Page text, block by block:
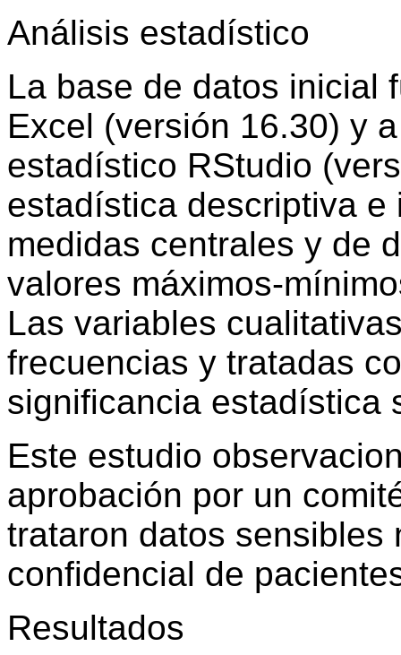
Análisis estadístico
La base de datos inicial
Excel (versión 16.30) y
estadístico RStudio
estadística descriptiva
medidas centrales y de
valores máximos-
Las variables
frecuencias y tratadas
significancia estadística
Este estudio
aprobación por un
trataron datos sensibles
confidencial de
Resultados